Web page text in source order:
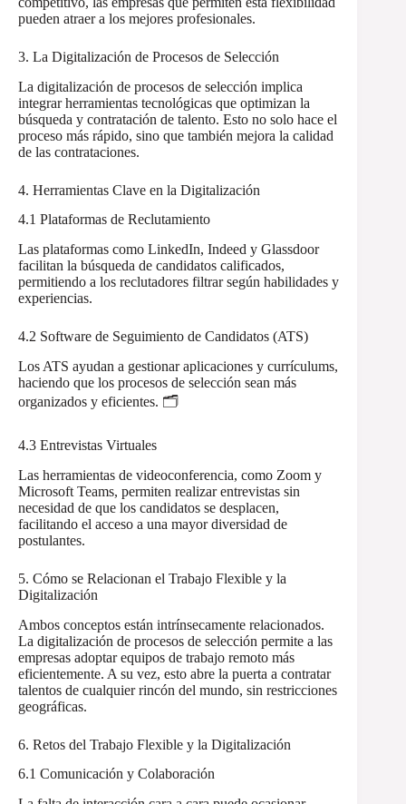
pueden atraer a los mejores profesionales.
3. La Digitalización de Procesos de Selección
La digitalización de procesos de selección implica
integrar herramientas tecnológicas que optimizan la
búsqueda y contratación de talento. Esto no solo hace el
proceso más rápido, sino que también mejora la calidad
de las contrataciones.
4. Herramientas Clave en la Digitalización
4.1 Plataformas de Reclutamiento
Las plataformas como LinkedIn, Indeed y Glassdoor
facilitan la búsqueda de candidatos calificados,
permitiendo a los reclutadores filtrar según habilidades y
experiencias.
4.2 Software de Seguimiento de Candidatos (ATS)
Los ATS ayudan a gestionar aplicaciones y currículums,
haciendo que los procesos de selección sean más
organizados y eficientes. 🗂️
4.3 Entrevistas Virtuales
Las herramientas de videoconferencia, como Zoom y
Microsoft Teams, permiten realizar entrevistas sin
necesidad de que los candidatos se desplacen,
facilitando el acceso a una mayor diversidad de
postulantes.
5. Cómo se Relacionan el Trabajo Flexible y la
Digitalización
Ambos conceptos están intrínsecamente relacionados.
La digitalización de procesos de selección permite a las
empresas adoptar equipos de trabajo remoto más
eficientemente. A su vez, esto abre la puerta a contratar
talentos de cualquier rincón del mundo, sin restricciones
geográficas.
6. Retos del Trabajo Flexible y la Digitalización
6.1 Comunicación y Colaboración